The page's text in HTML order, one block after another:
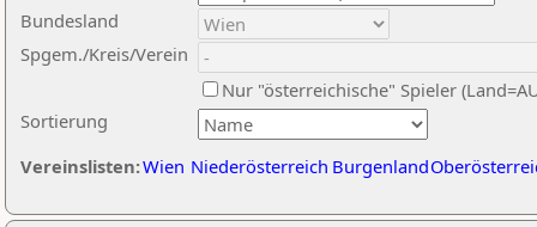
Sortierung
Bundesland
Spgem./Kreis/Verein
Nur "österreichische" Spieler
Vereinslisten:Wien Niederösterreich Burgenland